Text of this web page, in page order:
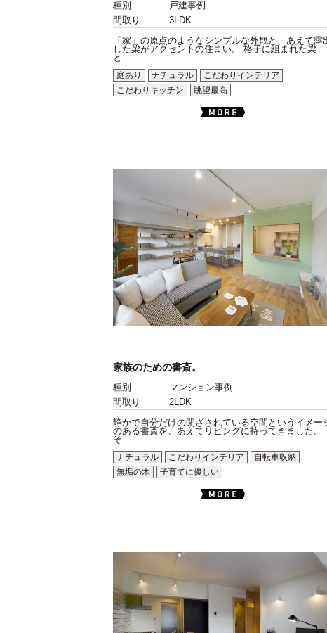
種別
戸建事例
間取り
3LDK
「家」の原点のようなシンプルな外観と、あえて露
した梁がアクセントの住まい。 格子に組まれた梁
と...
庭あり
ナチュラル
こだわりインテリア
こだわりキッチン
眺望最高
家族のための書斎。
種別
マンション事例
間取り
2LDK
静かで自分だけの閉ざされている空間というイメー
のある書斎を、あえてリビングに持ってきました。
そ...
ナチュラル
こだわりインテリア
自転車収納
無垢の木
子育てに優しい